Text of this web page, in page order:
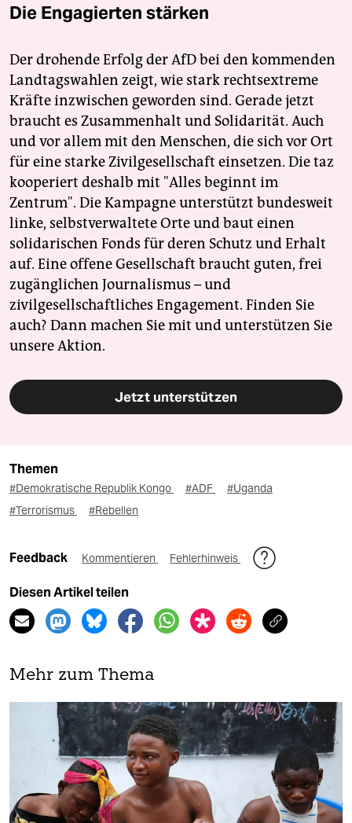
Die Engagierten stärken
Der drohende Erfolg der AfD bei den kommenden
Landtagswahlen zeigt, wie stark rechtsextreme
Kräfte inzwischen geworden sind. Gerade jetzt
braucht es Zusammenhalt und Solidarität. Auch
und vor allem mit den Menschen, die sich vor Ort
für eine starke Zivilgesellschaft einsetzen. Die taz
kooperiert deshalb mit "Alles beginnt im
Zentrum". Die Kampagne unterstützt bundesweit
linke, selbstverwaltete Orte und baut einen
solidarischen Fonds für deren Schutz und Erhalt
auf. Eine offene Gesellschaft braucht guten, frei
zugänglichen Journalismus – und
zivilgesellschaftliches Engagement. Finden Sie
auch? Dann machen Sie mit und unterstützen Sie
unsere Aktion.
Jetzt unterstützen
Themen
#Demokratische Republik Kongo #ADF
#Uganda
#Terrorismus
#Rebellen
Feedback Kommentieren Fehlerhinweis
Diesen Artikel teilen
Mehr zum Thema